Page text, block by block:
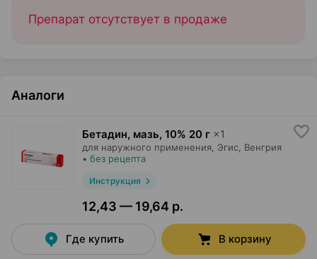
Препарат отсутствует в продаже
Аналоги
Бетадин, мазь, 10% 20 г ×1
для наружного применения, Эгис , Венгрия
• без рецепта
Инструкция
12,43 — 19,64 р.
Где купить В корзину